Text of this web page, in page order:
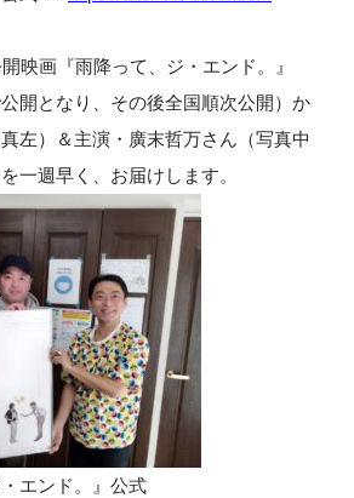
映画『雨降って、ジ・エンド。』
公開となり、その後全国順次公開）か
左）＆主演・廣末哲万さん（写真中
一週早く、お届けします。
エンド。』公式